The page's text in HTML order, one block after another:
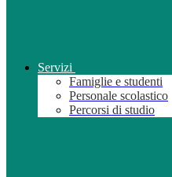
Servizi
Famiglie e studenti
Personale scolastico
Percorsi di studio